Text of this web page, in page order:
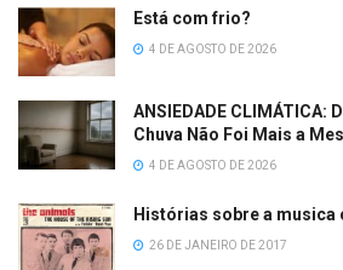
Está com frio?
4 DE AGOSTO DE 2026
ANSIEDADE CLIMÁTICA:
Chuva Não Foi Mais a
4 DE AGOSTO DE 2026
Histórias sobre a musica
26 DE JANEIRO DE 2017